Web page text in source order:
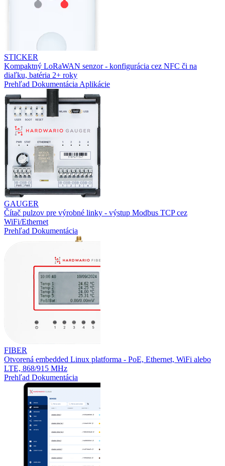
STICKER
Kompaktný LoRaWAN senzor - konfigurácia cez NFC či na
diaľku, batéria 2+ roky
Prehľad Dokumentácia Aplikácie
GAUGER
Čítač pulzov pre výrobné linky - výstup Modbus TCP cez
WiFi/Ethernet
Prehľad Dokumentácia
FIBER
Otvorená embedded Linux platforma - PoE, Ethernet, WiFi alebo
LTE, 868/915 MHz
Prehľad Dokumentácia